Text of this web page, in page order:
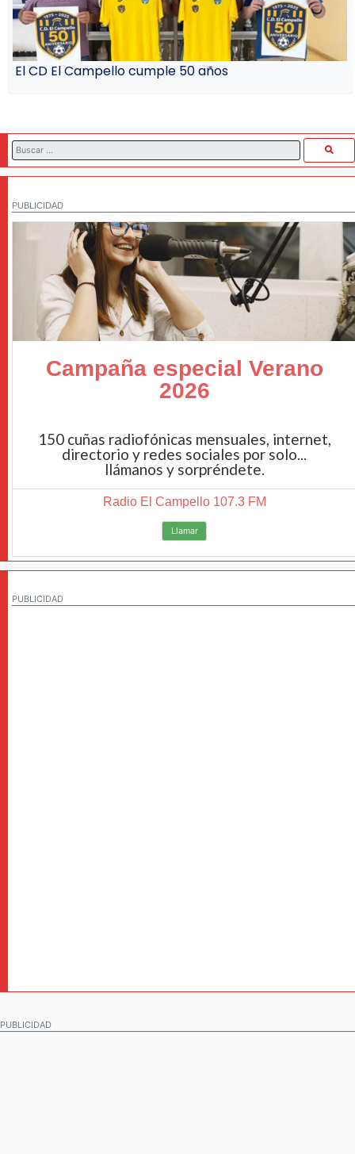
El CD El Campello cumple 50 años
PUBLICIDAD
Campaña especial Verano
2026
150 cuñas radiofónicas mensuales, internet,
directorio y redes sociales por solo...
llámanos y sorpréndete.
Radio El Campello 107.3 FM
Llamar
PUBLICIDAD
PUBLICIDAD